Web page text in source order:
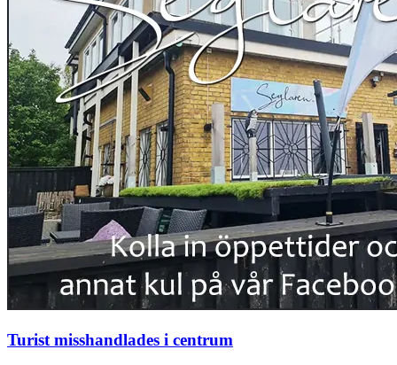
Turist misshandlades i centrum